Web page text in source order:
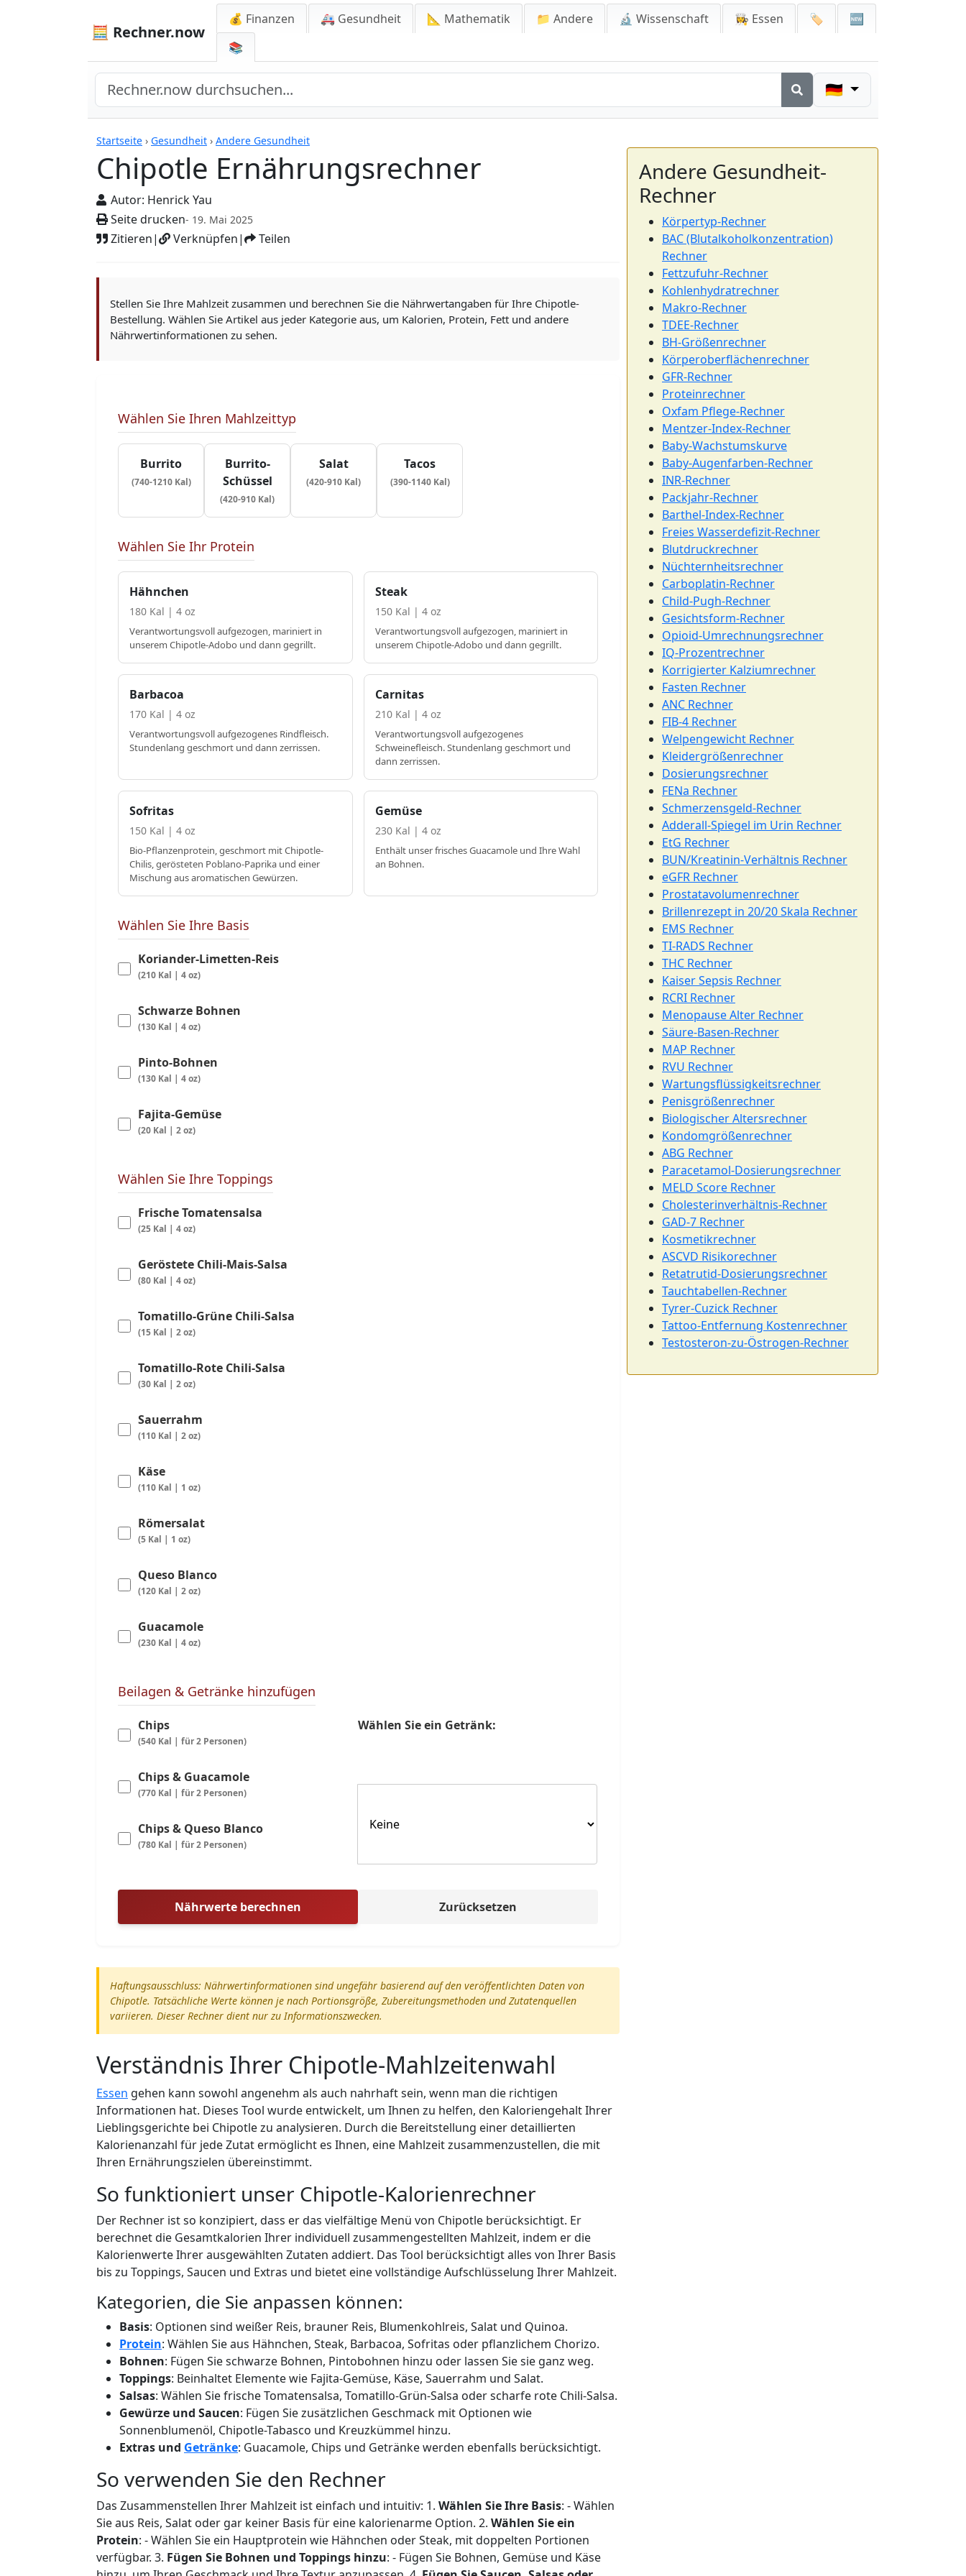
🧮 Rechner.now
💰 Finanzen 🚑 Gesundheit 📐 Mathematik 📁 Andere 🔬 Wissenschaft 👩‍🍳 Essen 🏷️
🆕
📚
🇩🇪
Startseite › Gesundheit › Andere Gesundheit
Chipotle Ernährungsrechner
Autor: Henrick Yau
Seite drucken- 19. Mai 2025
Zitieren| Verknüpfen| Teilen
Rechner
Stellen Sie Ihre Mahlzeit zusammen und berechnen Sie die Nährwertangaben für Ihre Chipotle-
Bestellung. Wählen Sie Artikel aus jeder Kategorie aus, um Kalorien, Protein, Fett und andere
Nährwertinformationen zu sehen.
Wählen Sie Ihren Mahlzeittyp
Burrito
(740-1210 Kal)
Burrito-
Schüssel
(420-910 Kal)
Salat
(420-910 Kal)
Tacos
(390-1140 Kal)
Wählen Sie Ihr Protein
Hähnchen
180 Kal | 4 oz
Verantwortungsvoll aufgezogen, mariniert in
unserem Chipotle-Adobo und dann gegrillt.
Steak
150 Kal | 4 oz
Verantwortungsvoll aufgezogen, mariniert in
unserem Chipotle-Adobo und dann gegrillt.
Barbacoa
170 Kal | 4 oz
Verantwortungsvoll aufgezogenes Rindfleisch.
Stundenlang geschmort und dann zerrissen.
Carnitas
210 Kal | 4 oz
Verantwortungsvoll aufgezogenes
Schweinefleisch. Stundenlang geschmort und
dann zerrissen.
Sofritas
150 Kal | 4 oz
Bio-Pflanzenprotein, geschmort mit Chipotle-
Chilis, gerösteten Poblano-Paprika und einer
Mischung aus aromatischen Gewürzen.
Gemüse
230 Kal | 4 oz
Enthält unser frisches Guacamole und Ihre Wahl
an Bohnen.
Wählen Sie Ihre Basis
Koriander-Limetten-Reis
(210 Kal | 4 oz)
Schwarze Bohnen
(130 Kal | 4 oz)
Pinto-Bohnen
(130 Kal | 4 oz)
Fajita-Gemüse
(20 Kal | 2 oz)
Wählen Sie Ihre Toppings
Frische Tomatensalsa
(25 Kal | 4 oz)
Geröstete Chili-Mais-Salsa
(80 Kal | 4 oz)
Tomatillo-Grüne Chili-Salsa
(15 Kal | 2 oz)
Tomatillo-Rote Chili-Salsa
(30 Kal | 2 oz)
Sauerrahm
(110 Kal | 2 oz)
Käse
(110 Kal | 1 oz)
Römersalat
(5 Kal | 1 oz)
Queso Blanco
(120 Kal | 2 oz)
Guacamole
(230 Kal | 4 oz)
Beilagen & Getränke hinzufügen
Chips
(540 Kal | für 2 Personen)
Chips & Guacamole
(770 Kal | für 2 Personen)
Chips & Queso Blanco
(780 Kal | für 2 Personen)
Wählen Sie ein Getränk:
Nährwerte berechnen Zurücksetzen
Haftungsausschluss: Nährwertinformationen sind ungefähr basierend auf den veröffentlichten Daten von
Chipotle. Tatsächliche Werte können je nach Portionsgröße, Zubereitungsmethoden und Zutatenquellen
variieren. Dieser Rechner dient nur zu Informationszwecken.
Verständnis Ihrer Chipotle-Mahlzeitenwahl
Essen gehen kann sowohl angenehm als auch nahrhaft sein, wenn man die richtigen
Informationen hat. Dieses Tool wurde entwickelt, um Ihnen zu helfen, den Kaloriengehalt Ihrer
Lieblingsgerichte bei Chipotle zu analysieren. Durch die Bereitstellung einer detaillierten
Kalorienanzahl für jede Zutat ermöglicht es Ihnen, eine Mahlzeit zusammenzustellen, die mit
Ihren Ernährungszielen übereinstimmt.
So funktioniert unser Chipotle-Kalorienrechner
Der Rechner ist so konzipiert, dass er das vielfältige Menü von Chipotle berücksichtigt. Er
berechnet die Gesamtkalorien Ihrer individuell zusammengestellten Mahlzeit, indem er die
Kalorienwerte Ihrer ausgewählten Zutaten addiert. Das Tool berücksichtigt alles von Ihrer Basis
bis zu Toppings, Saucen und Extras und bietet eine vollständige Aufschlüsselung Ihrer Mahlzeit.
Kategorien, die Sie anpassen können:
Basis: Optionen sind weißer Reis, brauner Reis, Blumenkohlreis, Salat und Quinoa.
Protein: Wählen Sie aus Hähnchen, Steak, Barbacoa, Sofritas oder pflanzlichem Chorizo.
Bohnen: Fügen Sie schwarze Bohnen, Pintobohnen hinzu oder lassen Sie sie ganz weg.
Toppings: Beinhaltet Elemente wie Fajita-Gemüse, Käse, Sauerrahm und Salat.
Salsas: Wählen Sie frische Tomatensalsa, Tomatillo-Grün-Salsa oder scharfe rote Chili-Salsa.
Gewürze und Saucen: Fügen Sie zusätzlichen Geschmack mit Optionen wie
Sonnenblumenöl, Chipotle-Tabasco und Kreuzkümmel hinzu.
Extras und Getränke: Guacamole, Chips und Getränke werden ebenfalls berücksichtigt.
So verwenden Sie den Rechner
Das Zusammenstellen Ihrer Mahlzeit ist einfach und intuitiv: 1. Wählen Sie Ihre Basis: - Wählen
Sie aus Reis, Salat oder gar keiner Basis für eine kalorienarme Option. 2. Wählen Sie ein
Protein: - Wählen Sie ein Hauptprotein wie Hähnchen oder Steak, mit doppelten Portionen
verfügbar. 3. Fügen Sie Bohnen und Toppings hinzu: - Fügen Sie Bohnen, Gemüse und Käse
Andere Gesundheit-
Rechner
Körpertyp-Rechner
BAC (Blutalkoholkonzentration)
Rechner
Fettzufuhr-Rechner
Kohlenhydratrechner
Makro-Rechner
TDEE-Rechner
BH-Größenrechner
Körperoberflächenrechner
GFR-Rechner
Proteinrechner
Oxfam Pflege-Rechner
Mentzer-Index-Rechner
Baby-Wachstumskurve
Baby-Augenfarben-Rechner
INR-Rechner
Packjahr-Rechner
Barthel-Index-Rechner
Freies Wasserdefizit-Rechner
Blutdruckrechner
Nüchternheitsrechner
Carboplatin-Rechner
Child-Pugh-Rechner
Gesichtsform-Rechner
Opioid-Umrechnungsrechner
IQ-Prozentrechner
Korrigierter Kalziumrechner
Fasten Rechner
ANC Rechner
FIB-4 Rechner
Welpengewicht Rechner
Kleidergrößenrechner
Dosierungsrechner
FENa Rechner
Schmerzensgeld-Rechner
Adderall-Spiegel im Urin Rechner
EtG Rechner
BUN/Kreatinin-Verhältnis Rechner
eGFR Rechner
Prostatavolumenrechner
Brillenrezept in 20/20 Skala Rechner
EMS Rechner
TI-RADS Rechner
THC Rechner
Kaiser Sepsis Rechner
RCRI Rechner
Menopause Alter Rechner
Säure-Basen-Rechner
MAP Rechner
RVU Rechner
Wartungsflüssigkeitsrechner
Penisgrößenrechner
Biologischer Altersrechner
Kondomgrößenrechner
ABG Rechner
Paracetamol-Dosierungsrechner
MELD Score Rechner
Cholesterinverhältnis-Rechner
GAD-7 Rechner
Kosmetikrechner
ASCVD Risikorechner
Retatrutid-Dosierungsrechner
Tauchtabellen-Rechner
Tyrer-Cuzick Rechner
Tattoo-Entfernung Kostenrechner
Testosteron-zu-Östrogen-Rechner